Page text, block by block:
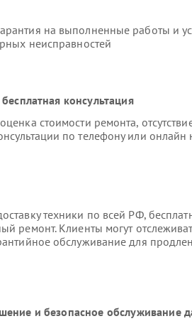
на выполненные работы и
неисправностей
консультация
стоимости ремонта,
по телефону или онлайн
техники по всей РФ,
ремонт. Клиенты могут
обслуживание для
и безопасное обслуживание